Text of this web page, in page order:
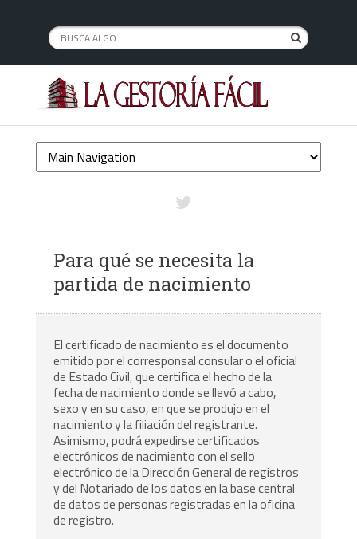
Para qué se necesita la
partida de nacimiento
El certificado de nacimiento es el documento
emitido por el corresponsal consular o el oficial
de Estado Civil, que certifica el hecho de la
fecha de nacimiento donde se llevó a cabo,
sexo y en su caso, en que se produjo en el
nacimiento y la filiación del registrante.
Asimismo, podrá expedirse certificados
electrónicosde nacimiento con el sello
electrónico de la Dirección General de registros
y del Notariado de los datos en la base central
de datos de personas registradas en la oficina
de registro.